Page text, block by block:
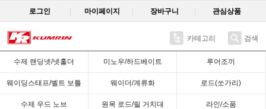
로그인 마이페이지 장바구니 관심상품
카테고리 검색
수제 랜딩넷/넷홀더 미노우/하드베이트 루어조끼
웨이딩스태프/벨트 보틀 웨이더/계류화 로드(쏘가리)
수제 우드 노브 원목 로드/릴 거치대 라인/소품
Recent